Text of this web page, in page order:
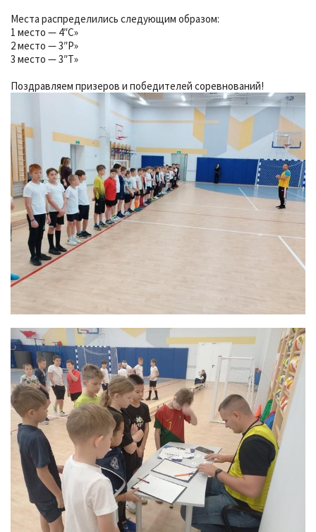
Места распределились следующим образом:
1 место — 4″С»
2 место — 3″Р»
3 место — 3″Т»
Поздравляем призеров и победителей соревнований!